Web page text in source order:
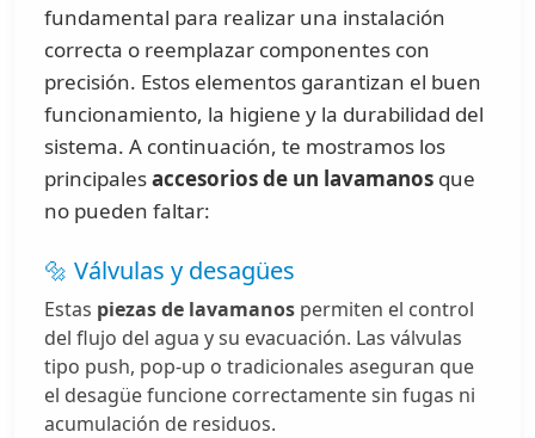
fundamental para realizar una instalación
correcta o reemplazar componentes con
precisión. Estos elementos garantizan el buen
funcionamiento, la higiene y la durabilidad del
sistema. A continuación, te mostramos los
principalesaccesorios de un lavamanos que
no pueden faltar:
🔩 Válvulas y desagües
Estas piezas de lavamanos permiten el control
del flujo del agua y su evacuación. Las válvulas
tipo push, pop-up o tradicionales aseguran que
el desagüe funcione correctamente sin fugas ni
acumulación de residuos.